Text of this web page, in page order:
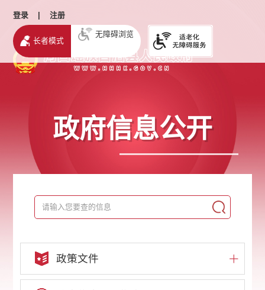
登录 | 注册
长者模式
无障碍浏览
政府信息公开
政策文件